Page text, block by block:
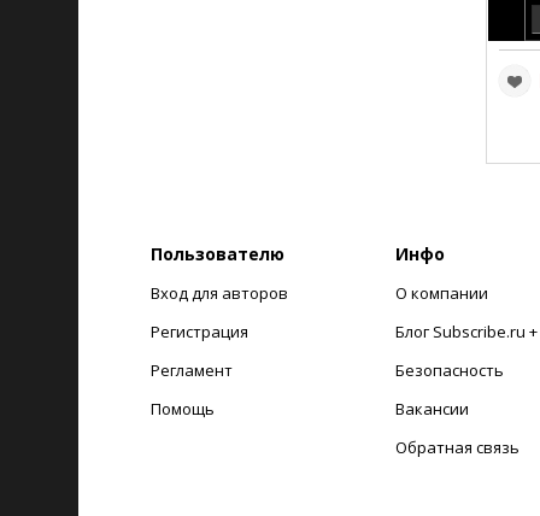
Пользователю
Вход для авторов
Регистрация
Регламент
Помощь
Инфо
О компании
Блог Subscribe.ru +
Безопасность
Вакансии
Обратная связь